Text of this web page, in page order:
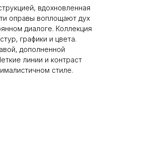
вдохновленная
оправы воплощают дух
диалоге. Коллекция
графики и цвета.
дополненной
линии и контраст
стиле.